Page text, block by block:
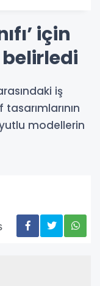
için
iş
modellerin